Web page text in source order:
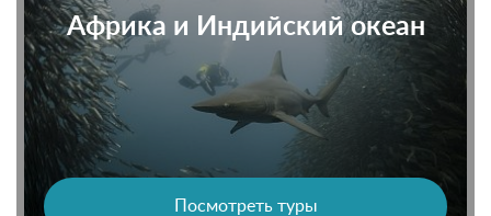
Африка и Индийский океан
Посмотреть туры